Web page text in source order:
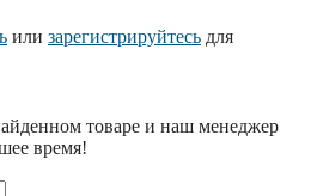
или зарегистрируйтесь для
товаре и наш менеджер
время!